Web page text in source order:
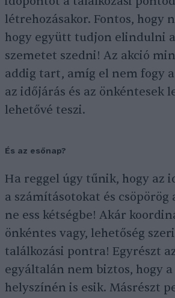
létrehozásakor. Fontos, hogy
hogy együtt tudjon elindulni
szemetet szedni! Az akció
addig tart, amíg el nem fogy
az időjárás és az önkéntesek
lehetővé teszi.
És az esőnap?
Ha reggel úgy tűnik, hogy az
a számításotokat és csöpörög
ne ess kétségbe! Akár
önkéntes vagy, lehetőség
találkozási pontra! Egyrészt
egyáltalán nem biztos, hogy a
helyszínén is esik. Másrészt